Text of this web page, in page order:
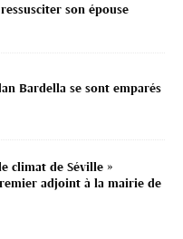
son épouse
Bardella se sont emparés
climat de Séville »
adjoint à la mairie de